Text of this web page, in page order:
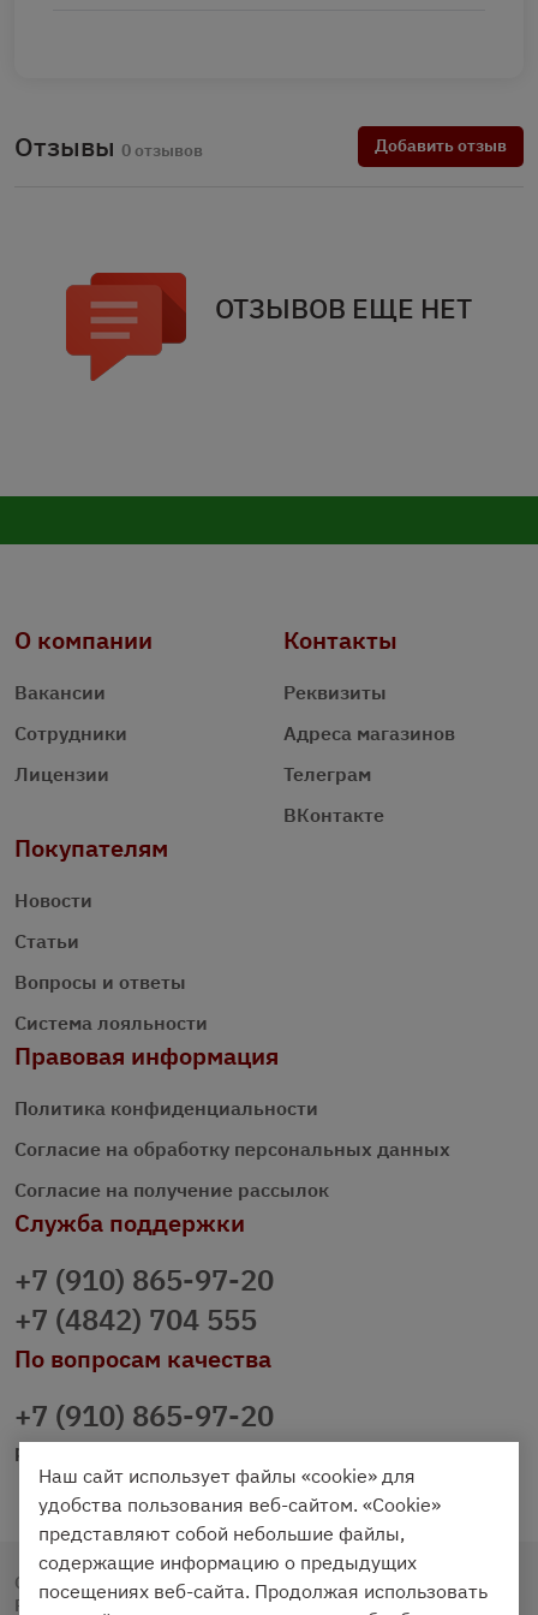
Отзывы 0 отзывов Добавить отзыв
ОТЗЫВОВ ЕЩЕ НЕТ
О компании
Вакансии
Сотрудники
Лицензии
Контакты
Реквизиты
Адреса магазинов
Телеграм
ВКонтакте
Покупателям
Новости
Статьи
Вопросы и ответы
Система лояльности
Правовая информация
Политика конфиденциальности
Согласие на обработку персональных данных
Согласие на получение рассылок
Служба поддержки
+7 (910) 865-97-20
+7 (4842) 704 555
По вопросам качества
+7 (910) 865-97-20
prazdnichniy40@palmi.ru
Copyright © 2020 - 2026. Праздничный Стол.
Разработка и продвижение - Vegas Studio
Наш сайт использует файлы «cookie» для
удобства пользования веб-сайтом. «Cookie»
представляют собой небольшие файлы,
содержащие информацию о предыдущих
посещениях веб-сайта. Продолжая использовать